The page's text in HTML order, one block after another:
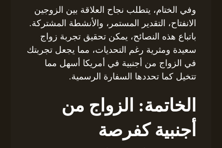
وفي الختام، يتطلب نجاح العلاقة بين الزوجين
الانفتاح، التقدير المستمر، والأنشطة المشتركة.
باتباع هذه النصائح، يمكن تحقيق تجربة زواج
سعيدة ومثرية رغم التحديات، مما يجعل تجربتك
في الزواج من أجنبية في أمريكا أسهل مما
تتخيل كما تحددها السفارة الرسمية.
الخاتمة: الزواج من
أجنبية كفرصة